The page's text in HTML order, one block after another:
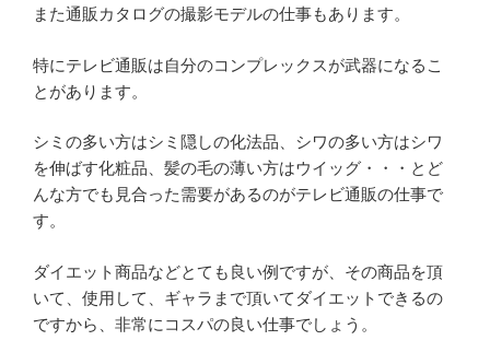
また通販カタログの撮影モデルの仕事もあります。
特にテレビ通販は自分のコンプレックスが武器になるこ
とがあります。
シミの多い方はシミ隠しの化法品、シワの多い方はシワ
を伸ばす化粧品、髪の毛の薄い方はウイッグ・・・とど
んな方でも見合った需要があるのがテレビ通販の仕事で
す。
ダイエット商品などとても良い例ですが、その商品を頂
いて、使用して、ギャラまで頂いてダイエットできるの
ですから、非常にコスパの良い仕事でしょう。